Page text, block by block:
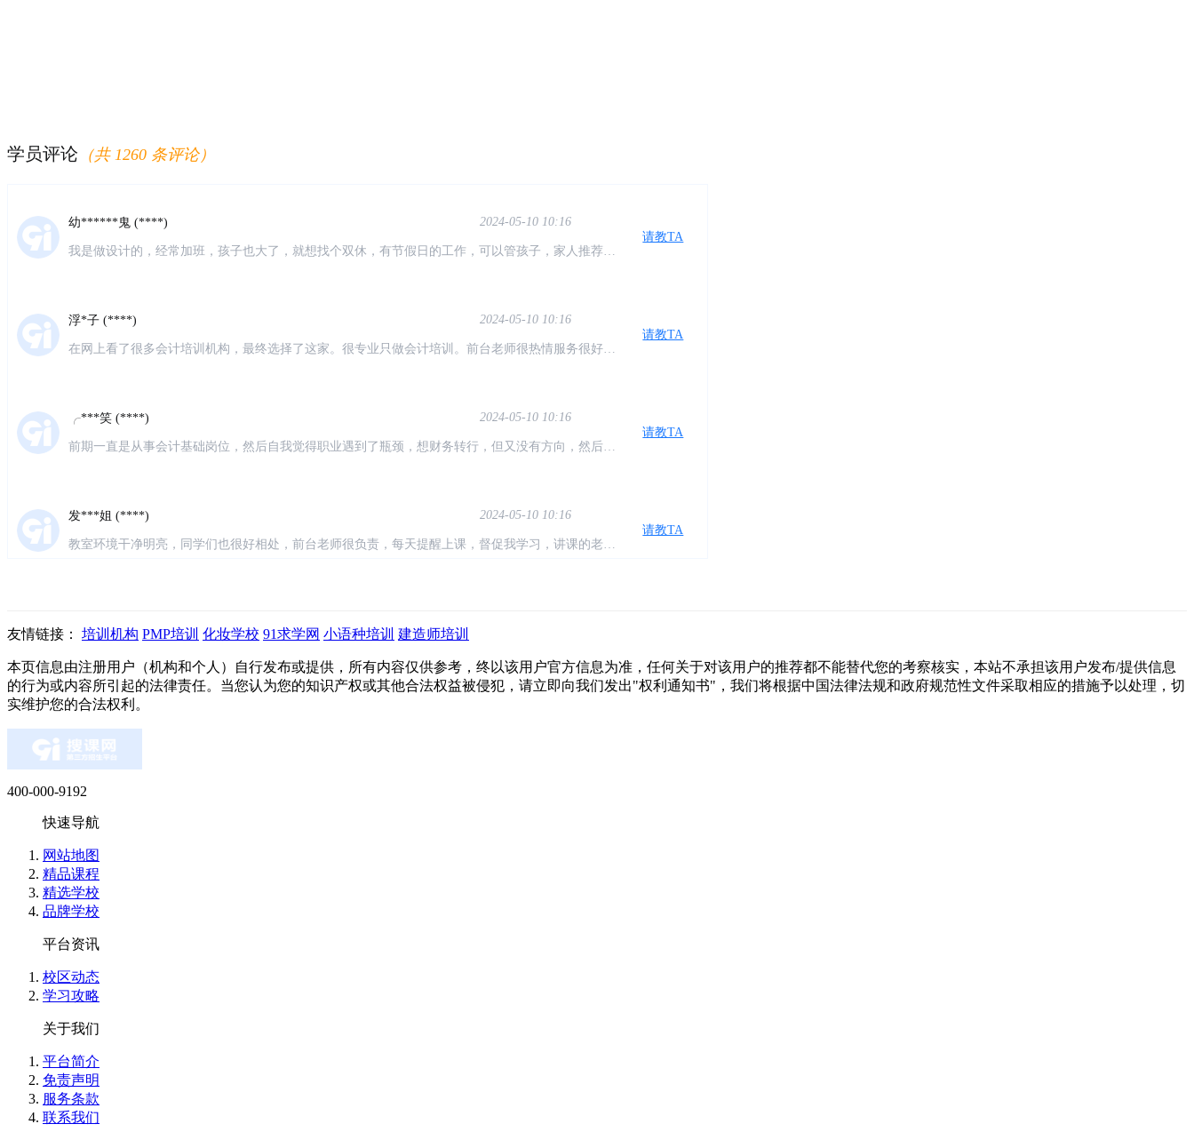
学员评论 （共 1260 条评论）
问题找校区老师都会及时回复 感受:总体感受很好，准备继续跟进，系统化学习专业知识 价格:价格合
理，同类型培训机构价位差不多，服务很好就坚持在这里了，又很方便
我是做设计的，经常加班，孩子也大了，就想找个双休，有节假日的工作，可以管孩子，家人推荐学
习会计，就在网上搜索了会计培训，第一家就出来了仁和会计，已经学习几周了，确实不错，老师也
在网上看了很多会计培训机构，最终选择了这家。很专业只做会计培训。前台老师很热情服务很好。
老师也很专业，听不懂老师都会耐心的解答。第一遍没听懂，还可以在来听。对于我们没有基础的特
前期一直是从事会计基础岗位，然后自我觉得职业遇到了瓶颈，想财务转行，但又没有方向，然后偶
然的机会听了一次仁和会计的体验课，瞬间觉得对财务有了一个新的认识。感谢仁和让我有了方向
教室环境干净明亮，同学们也很好相处，前台老师很负责，每天提醒上课，督促我学习，讲课的老师
很有耐心，零基础小白也完全听得懂，很多学姐已经就业了，希望自己能早点学完找到工作！
透彻 价格:价格还是稍微贵些的，但是只要能够达到效果我觉得还是很值得
枕*****醒 (****) 2024-05-10 10:16
们理解，不枯燥，听说他们还有推荐就业服务，整体还是比较专业的。
萌* (****)
现是两个娃儿的宝妈，以前几年前做过内账会计，考过会计证，现在重新抓起学习，系统性过一下实
战课，打算今年去考中级，然后等娃儿大点了出去找工作，加油加油。
余*兮 (****)
我觉得实操都是工作中能够用到的，老师上课通俗易懂，挺好的 服务:前台老师很热情，很有耐心 感
战*罪 (****)
我学习起来很松气，学习氛围很好的
春**杏 (****)
符老师讲的实操课讲的太好了，我一个小白都听的懂，老师举例讲的很好，很容易懂，所以没有基础
的同学不要担心，只要每节课认真学很快的时间就学会了
友情链接： 培训机构 PMP培训 化妆学校 91求学网 小语种培训 建造师培训
本页信息由注册用户（机构和个人）自行发布或提供，所有内容仅供参考，终以该用户官方信息为准，任何关于对该用户的推荐都不能替代您的考察核实，本站不承担该用户发布/提供信息
的行为或内容所引起的法律责任。当您认为您的知识产权或其他合法权益被侵犯，请立即向我们发出"权利通知书"，我们将根据中国法律法规和政府规范性文件采取相应的措施予以处理，切
实维护您的合法权利。
400-000-9192
快速导航
网站地图
精品课程
精选学校
品牌学校
平台资讯
校区动态
学习攻略
关于我们
平台简介
免责声明
服务条款
联系我们